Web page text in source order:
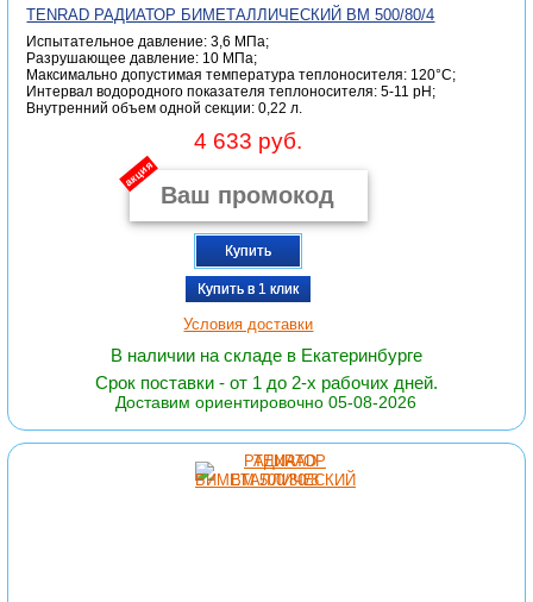
TENRAD РАДИАТОР БИМЕТАЛЛИЧЕСКИЙ ВМ 500/80/4
Испытательное давление: 3,6 МПа;
Разрушающее давление: 10 МПа;
Максимально допустимая температура теплоносителя: 120°С;
Интервал водородного показателя теплоносителя: 5-11 pH;
Внутренний объем одной секции: 0,22 л.
4 633 руб.
акция
Купить
Купить в 1 клик
Условия доставки
В наличии на складе в Екатеринбурге
Срок поставки - от 1 до 2-х рабочих дней.
Доставим ориентировочно 05-08-2026